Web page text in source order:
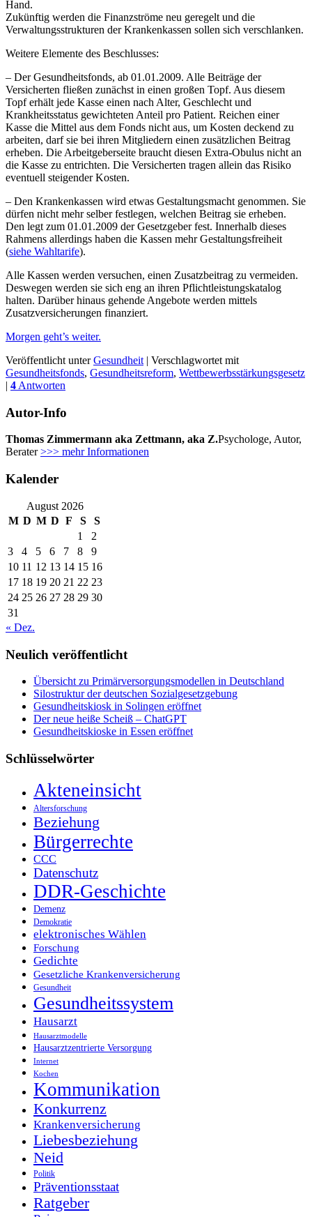
Hand.
Zukünftig werden die Finanzströme neu geregelt und die
Verwaltungsstrukturen der Krankenkassen sollen sich verschlanken.
Weitere Elemente des Beschlusses:
– Der Gesundheitsfonds, ab 01.01.2009. Alle Beiträge der
Versicherten fließen zunächst in einen großen Topf. Aus diesem
Topf erhält jede Kasse einen nach Alter, Geschlecht und
Krankheitsstatus gewichteten Anteil pro Patient. Reichen einer
Kasse die Mittel aus dem Fonds nicht aus, um Kosten deckend zu
arbeiten, darf sie bei ihren Mitgliedern einen zusätzlichen Beitrag
erheben. Die Arbeitgeberseite braucht diesen Extra-Obulus nicht an
die Kasse zu entrichten. Die Versicherten tragen allein das Risiko
eventuell steigender Kosten.
– Den Krankenkassen wird etwas Gestaltungsmacht genommen. Sie
dürfen nicht mehr selber festlegen, welchen Beitrag sie erheben.
Den legt zum 01.01.2009 der Gesetzgeber fest. Innerhalb dieses
Rahmens allerdings haben die Kassen mehr Gestaltungsfreiheit
(siehe Wahltarife).
Alle Kassen werden versuchen, einen Zusatzbeitrag zu vermeiden.
Deswegen werden sie sich eng an ihren Pflichtleistungskatalog
halten. Darüber hinaus gehende Angebote werden mittels
Zusatzversicherungen finanziert.
Morgen geht’s weiter.
Veröffentlicht unter Gesundheit | Verschlagwortet mit
Gesundheitsfonds, Gesundheitsreform, Wettbewerbsstärkungsgesetz
| 4 Antworten
Autor-Info
Thomas Zimmermann aka Zettmann, aka Z.Psychologe, Autor,
Berater>>> mehr Informationen
Kalender
August 2026
M D M D F S
S
1
2
3
4 5 6 7 8
9
10 11 12 13 14 15 16
17 18 19 20 21 22 23
24 25 26 27 28 29 30
31
« Dez.
Neulich veröffentlicht
Übersicht zu Primärversorgungsmodellen in Deutschland
Silostruktur der deutschen Sozialgesetzgebung
Gesundheitskiosk in Solingen eröffnet
Der neue heiße Scheiß – ChatGPT
Gesundheitskioske in Essen eröffnet
Schlüsselwörter
Akteneinsicht
Altersforschung
Beziehung
Bürgerrechte
CCC
Datenschutz
DDR-Geschichte
Demenz
Demokratie
elektronisches Wählen
Forschung
Gedichte
Gesetzliche Krankenversicherung
Gesundheit
Gesundheitssystem
Hausarzt
Hausarztmodelle
Hausarztzentrierte Versorgung
Internet
Kochen
Kommunikation
Konkurrenz
Krankenversicherung
Liebesbeziehung
Neid
Politik
Präventionsstaat
Ratgeber